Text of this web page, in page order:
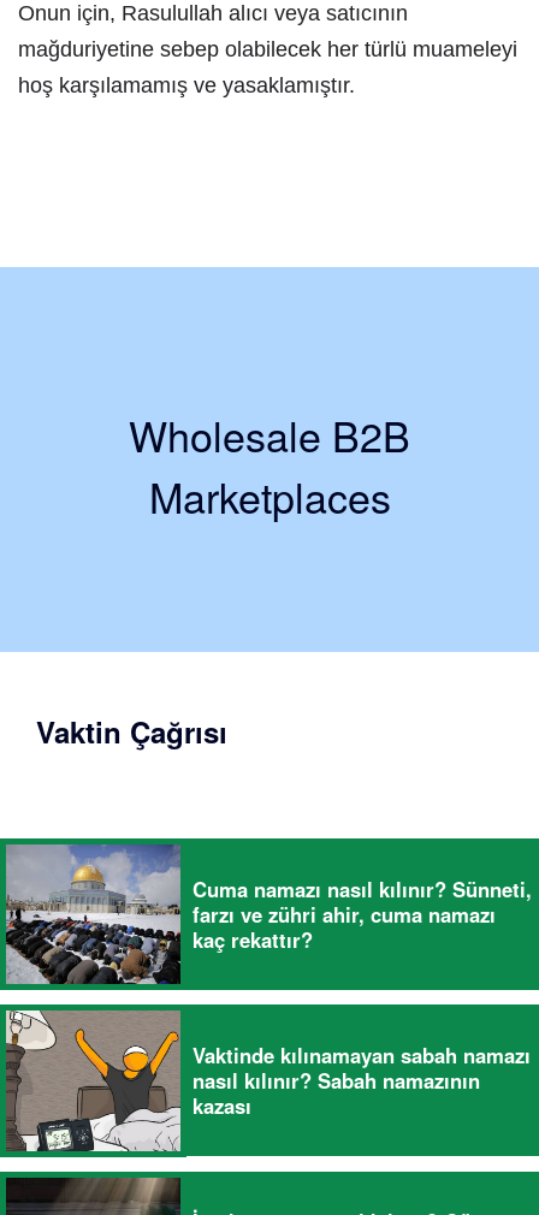
Onun için, Rasulullah alıcı veya satıcının
mağduriyetine sebep olabilecek her türlü muameleyi
hoş karşılamamış ve yasaklamıştır.
Wholesale B2B
Marketplaces
Vaktin Çağrısı
Cuma namazı nasıl kılınır? Sünneti,
farzı ve zühri ahir, cuma namazı
kaç rekattır?
Vaktinde kılınamayan sabah namazı
nasıl kılınır? Sabah namazının
kazası